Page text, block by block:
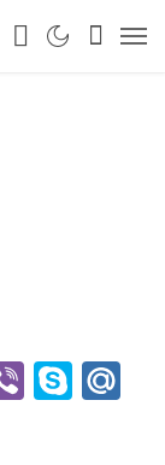
Viber